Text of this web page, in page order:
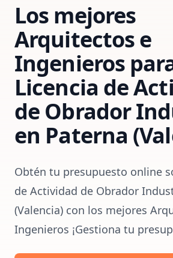
Los mejores
Arquitectos e
Ingenieros
Licencia de
de Obrador
en Paterna
Obtén tu presupuesto online
de Actividad de Obrador
(Valencia) con los mejores
Ingenieros ¡Gestiona tu